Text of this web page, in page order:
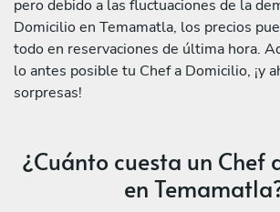
pero debido a las fluctuaciones de la
Domicilio en Temamatla, los precios
todo en reservaciones de última hora.
lo antes posible tu Chef a Domicilio, ¡y
sorpresas!
¿Cuánto cuesta un Chef
en